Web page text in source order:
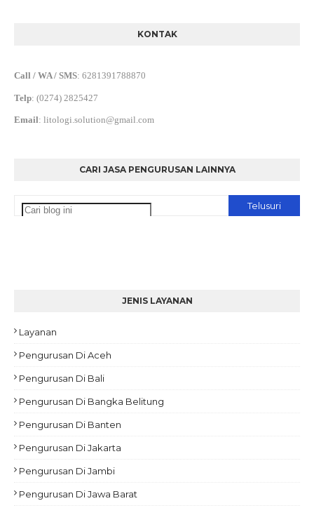
KONTAK
Call / WA / SMS: 6281391788870
Telp: (0274) 2825427
Email: litologi.solution@gmail.com
CARI JASA PENGURUSAN LAINNYA
JENIS LAYANAN
Layanan
Pengurusan Di Aceh
Pengurusan Di Bali
Pengurusan Di Bangka Belitung
Pengurusan Di Banten
Pengurusan Di Jakarta
Pengurusan Di Jambi
Pengurusan Di Jawa Barat